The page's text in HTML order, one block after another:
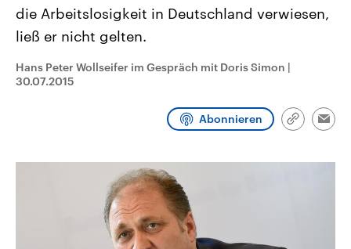
Umfragen, Prognosen,
Wahlprogramme, aktuelle Berichte
und Hintergründe zu den Parteien
Wahl.
Sendungen Programm
Audio-Archiv
die Arbeitslosigkeit in Deutschland verwiesen,
ließ er nicht gelten.
Hans Peter Wollseifer im Gespräch mit Doris Simon |
30.07.2015
Abonnieren
Link